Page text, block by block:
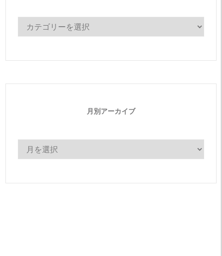
テ
リ
月別アーカイブ
別
ー